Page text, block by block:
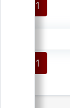
1
1